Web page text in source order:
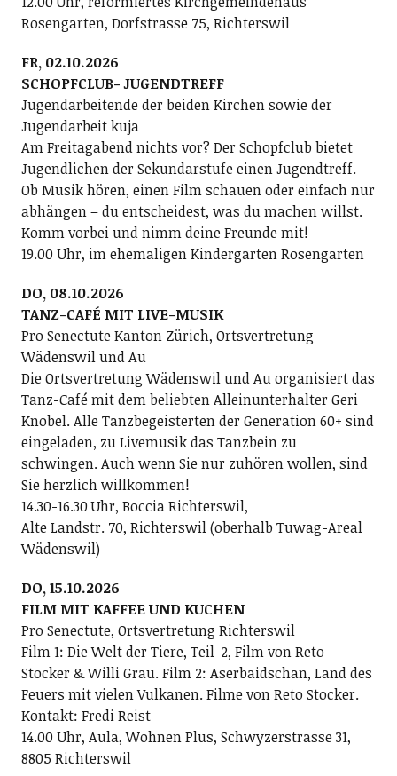
Rosengarten, Dorfstrasse 75, Richterswil
FR, 02.10.2026
SCHOPFCLUB- JUGENDTREFF
Jugendarbeitende der beiden Kirchen sowie der
Jugendarbeit kuja
Am Freitagabend nichts vor? Der Schopfclub bietet
Jugendlichen der Sekundarstufe einen Jugendtreff.
Ob Musik hören, einen Film schauen oder einfach nur
abhängen – du entscheidest, was du machen willst.
Komm vorbei und nimm deine Freunde mit!
19.00 Uhr, im ehemaligen Kindergarten Rosengarten
DO, 08.10.2026
TANZ-CAFÉ MIT LIVE-MUSIK
Pro Senectute Kanton Zürich, Ortsvertretung
Wädenswil und Au
Die Ortsvertretung Wädenswil und Au organisiert das
Tanz-Café mit dem beliebten Alleinunterhalter Geri
Knobel. Alle Tanzbegeisterten der Generation 60+ sind
eingeladen, zu Livemusik das Tanzbein zu
schwingen. Auch wenn Sie nur zuhören wollen, sind
Sie herzlich willkommen!
14.30-16.30 Uhr, Boccia Richterswil,
Alte Landstr. 70, Richterswil (oberhalb Tuwag-Areal
Wädenswil)
DO, 15.10.2026
FILM MIT KAFFEE UND KUCHEN
Pro Senectute, Ortsvertretung Richterswil
Film 1: Die Welt der Tiere, Teil-2, Film von Reto
Stocker & Willi Grau. Film 2: Aserbaidschan, Land des
Feuers mit vielen Vulkanen. Filme von Reto Stocker.
Kontakt: Fredi Reist
14.00 Uhr, Aula, Wohnen Plus, Schwyzerstrasse 31,
8805 Richterswil